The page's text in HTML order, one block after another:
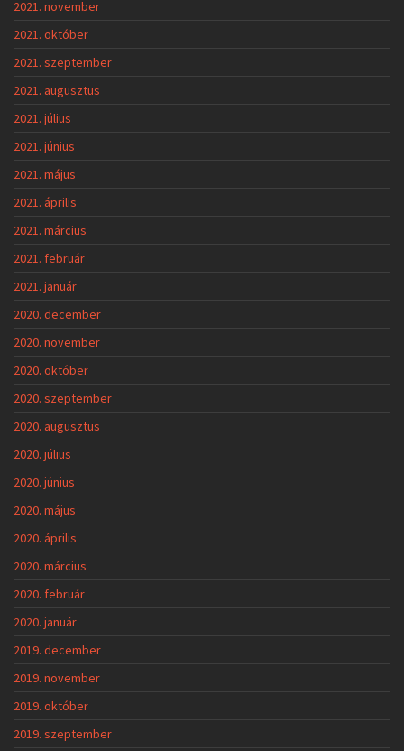
2021. november
2021. október
2021. szeptember
2021. augusztus
2021. július
2021. június
2021. május
2021. április
2021. március
2021. február
2021. január
2020. december
2020. november
2020. október
2020. szeptember
2020. augusztus
2020. július
2020. június
2020. május
2020. április
2020. március
2020. február
2020. január
2019. december
2019. november
2019. október
2019. szeptember